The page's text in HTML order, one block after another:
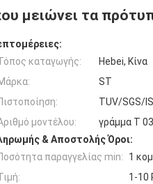
μειώνει τα
καταγωγής:
Hebei, Κίνα
ST
TUV/SGS/
μοντέλου:
γράμμα Τ
& Αποστολής Όροι:
παραγγελίας min:
1
1-10